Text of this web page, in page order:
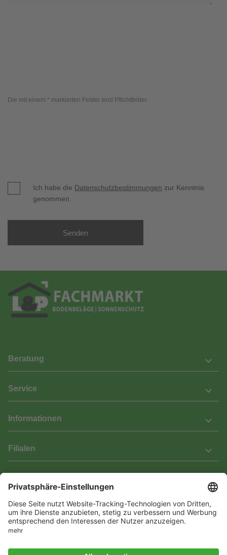
Die mit einem * markierten Felder sind Pflichtfelder.
Ich habe die Datenschutzbestimmungen zur Kenntnis
genommen.
Senden
Beratung
Service
Informationen
Filialen
Barrierefreiheit
Wir bemühen uns, unsere Website barrierefrei zu gestalten.
Einige Inhalte und Funktionen sind derzeit jedoch noch nicht
vollständig zugänglich. Wenn Sie auf Barrieren stoßen oder Hilfe
benötigen, kontaktieren Sie uns bitte unter service[at]knutzen.de.
Vertrag widerrufen
© 2026 Das Laminat & Parketthaus GmbH